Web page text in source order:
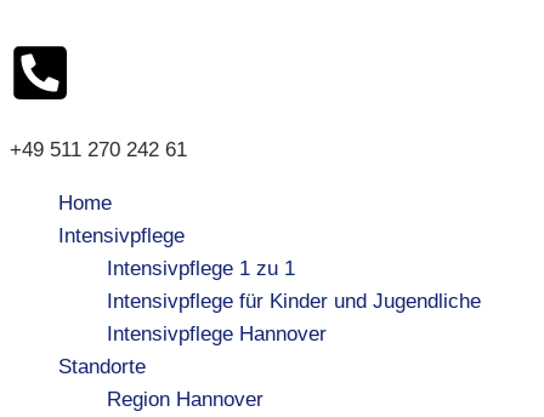
+49 511 270 242 61
Home
Intensivpflege
Intensivpflege 1 zu 1
Intensivpflege für Kinder und Jugendliche
Intensivpflege Hannover
Standorte
Region Hannover